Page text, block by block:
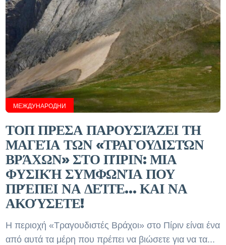
МЕЖДУНАРОДНИ
ΤΟΠ ΠΡΕΣΑ ΠΑΡΟΥΣΙΆΖΕΙ ΤΗ
ΜΑΓΕΊΑ ΤΩΝ «ΤΡΑΓΟΥΔΙΣΤΏΝ
ΒΡΆΧΩΝ» ΣΤΟ ΠΊΡΙΝ: ΜΙΑ
ΦΥΣΙΚΉ ΣΥΜΦΩΝΊΑ ΠΟΥ
ΠΡΈΠΕΙ ΝΑ ΔΕΊΤΕ… ΚΑΙ ΝΑ
ΑΚΟΎΣΕΤΕ!
Η περιοχή «Τραγουδιστές Βράχοι» στο Πίριν είναι ένα
από αυτά τα μέρη που πρέπει να βιώσετε για να τα...